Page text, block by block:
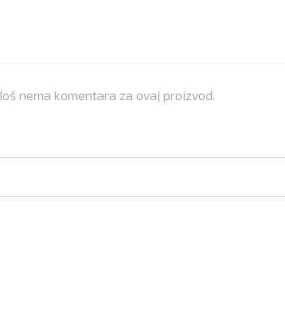
Još nema komentara za ovaj proizvod.